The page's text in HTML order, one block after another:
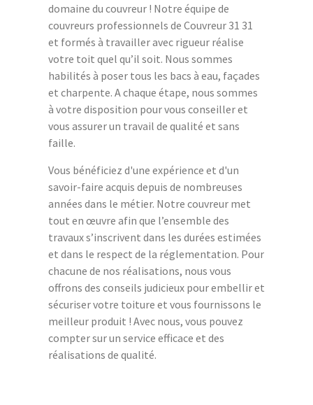
domaine du couvreur ! Notre équipe de
couvreurs professionnels de Couvreur 31 31
et formés à travailler avec rigueur réalise
votre toit quel qu’il soit. Nous sommes
habilités à poser tous les bacs à eau, façades
et charpente. A chaque étape, nous sommes
à votre disposition pour vous conseiller et
vous assurer un travail de qualité et sans
faille.
Vous bénéficiez d'une expérience et d'un
savoir-faire acquis depuis de nombreuses
années dans le métier. Notre couvreur met
tout en œuvre afin que l’ensemble des
travaux s’inscrivent dans les durées estimées
et dans le respect de la réglementation. Pour
chacune de nos réalisations, nous vous
offrons des conseils judicieux pour embellir et
sécuriser votre toiture et vous fournissons le
meilleur produit ! Avec nous, vous pouvez
compter sur un service efficace et des
réalisations de qualité.